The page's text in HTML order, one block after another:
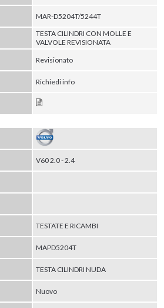
MAR-D5204T/5244T
TESTA CILINDRI CON MOLLE E
VALVOLE REVISIONATA
Revisionato
Richiedi info
V60 2.0 - 2.4
TESTATE E RICAMBI
MAPD5204T
TESTA CILINDRI NUDA
Nuovo